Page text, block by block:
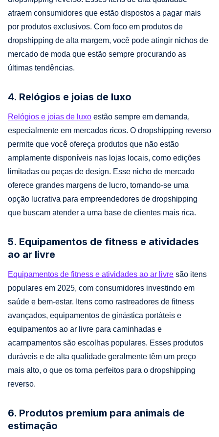
atraem consumidores que estão dispostos a pagar mais
por produtos exclusivos. Com foco em produtos de
dropshipping de alta margem, você pode atingir nichos de
mercado de moda que estão sempre procurando as
últimas tendências.
4. Relógios e joias de luxo
Relógios e joias de luxo estão sempre em demanda,
especialmente em mercados ricos. O dropshipping reverso
permite que você ofereça produtos que não estão
amplamente disponíveis nas lojas locais, como edições
limitadas ou peças de design. Esse nicho de mercado
oferece grandes margens de lucro, tornando-se uma
opção lucrativa para empreendedores de dropshipping
que buscam atender a uma base de clientes mais rica.
5. Equipamentos de fitness e atividades
ao ar livre
Equipamentos de fitness e atividades ao ar livre são itens
populares em 2025, com consumidores investindo em
saúde e bem-estar. Itens como rastreadores de fitness
avançados, equipamentos de ginástica portáteis e
equipamentos ao ar livre para caminhadas e
acampamentos são escolhas populares. Esses produtos
duráveis e de alta qualidade geralmente têm um preço
mais alto, o que os torna perfeitos para o dropshipping
reverso.
6. Produtos premium para animais de
estimação